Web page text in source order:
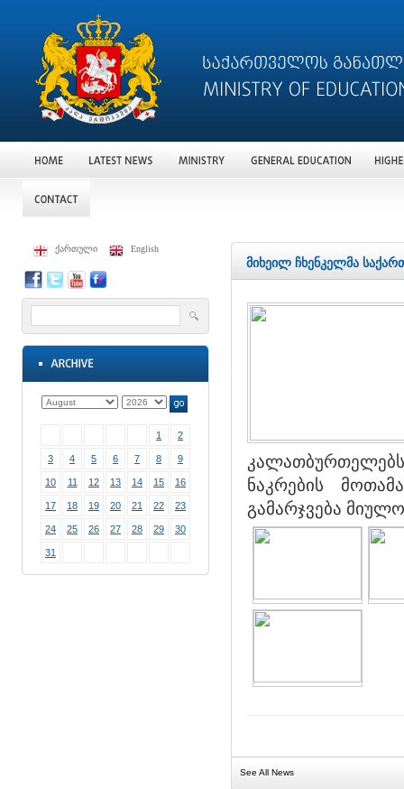
ქართული English
1 2
3 4 5 6 7 8 9
10 11 12 13 14 15 16
17 18 19 20 21 22 23
24 25 26 27 28 29 30
31
მიხეილ ჩხენკელმა
ნაკრების
გამარჯვება
See All News